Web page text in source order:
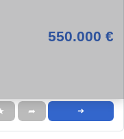
550.000 €
➦ ➜